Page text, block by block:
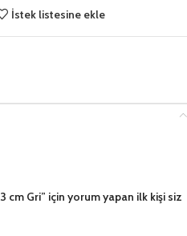
İstek listesine ekle
cm Gri” için yorum yapan ilk kişi siz